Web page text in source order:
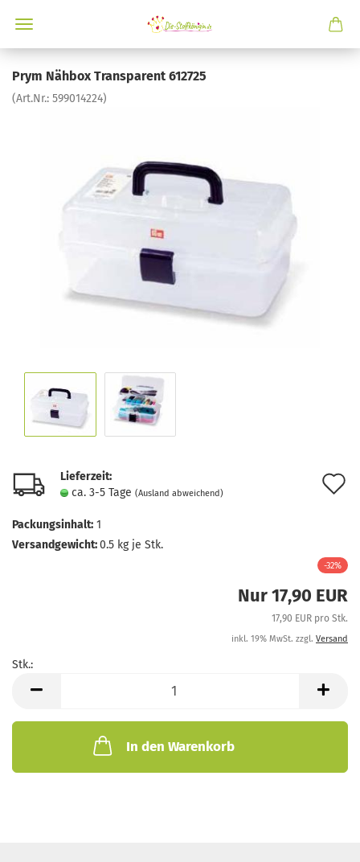
Prym Nähbox Transparent 612725
(Art.Nr.: 599014224)
Lieferzeit:
ca. 3-5 Tage (Ausland abweichend)
Packungsinhalt: 1
Versandgewicht:0.5 kg je Stk.
-32%
Nur 17,90 EUR
17,90 EUR pro Stk.
inkl. 19% MwSt. zzgl. Versand
Stk.:
In den Warenkorb